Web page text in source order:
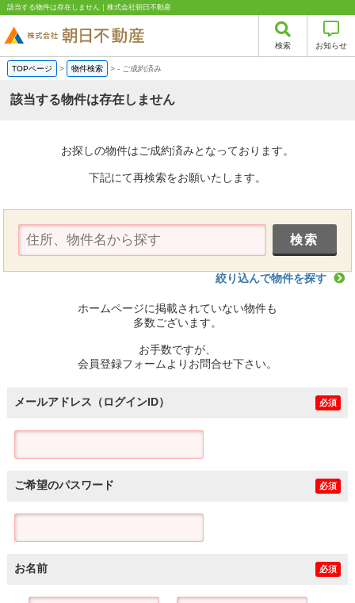
該当する物件は存在しません｜株式会社朝日不動産
検索 お知らせ
TOPページ > 物件検索 >- ご成約済み
該当する物件は存在しません
お探しの物件はご成約済みとなっております。
下記にて再検索をお願いたします。
絞り込んで物件を探す
ホームページに掲載されていない物件も
多数ございます。
お手数ですが、
会員登録フォームよりお問合せ下さい。
メールアドレス（ログインID） 必須
ご希望のパスワード 必須
お名前 必須